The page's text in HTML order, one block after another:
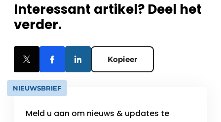
Interessant artikel? Deel het
verder.
Kopieer
NIEUWSBRIEF
Meld u aan om nieuws & updates te